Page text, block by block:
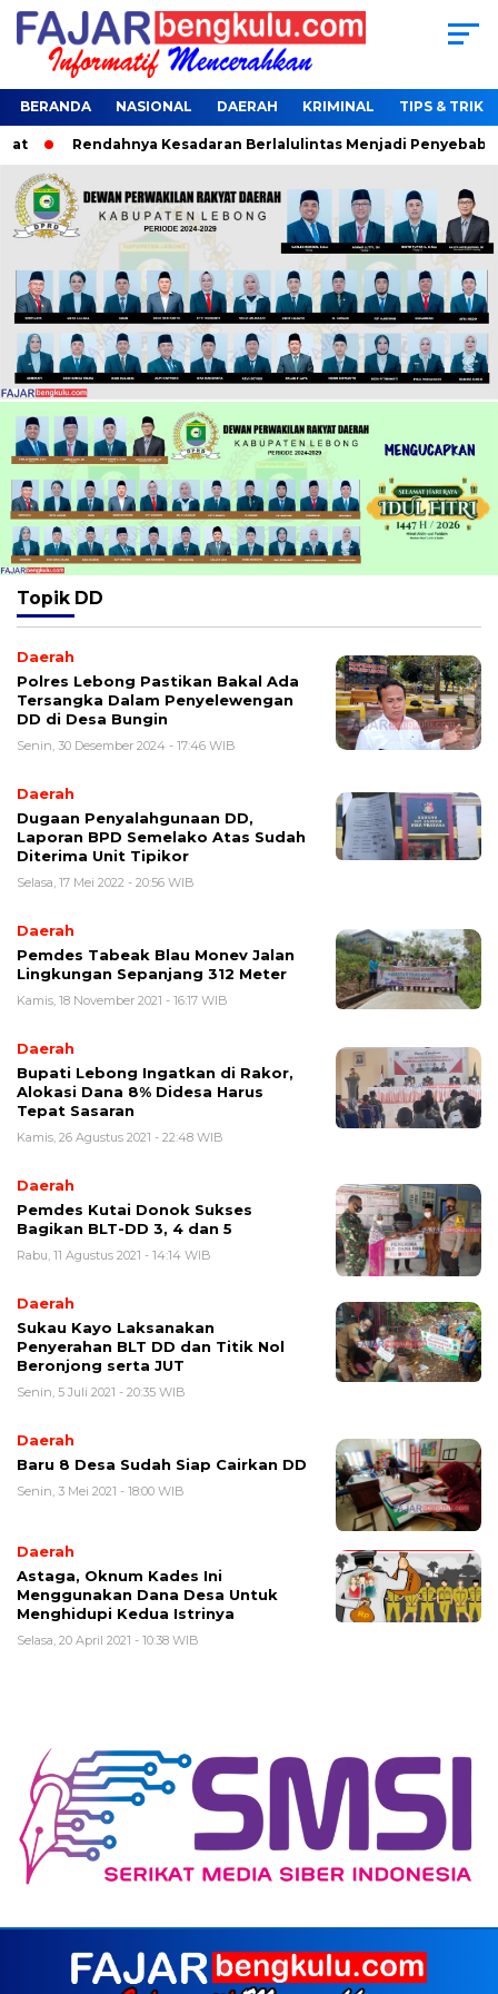
BERANDA NASIONAL DAERAH KRIMINAL TIPS & TRIK
Rendahnya Kesadaran Berlalulintas Menjadi Penyebab
Topik DD
Daerah
Polres Lebong Pastikan Bakal Ada
Tersangka Dalam Penyelewengan
DD di Desa Bungin
Senin, 30 Desember 2024 - 17:46 WIB
Daerah
Dugaan Penyalahgunaan DD,
Laporan BPD Semelako Atas Sudah
Diterima Unit Tipikor
Selasa, 17 Mei 2022 - 20:56 WIB
Daerah
Pemdes Tabeak Blau Monev Jalan
Lingkungan Sepanjang 312 Meter
Kamis, 18 November 2021 - 16:17 WIB
Daerah
Bupati Lebong Ingatkan di Rakor,
Alokasi Dana 8% Didesa Harus
Tepat Sasaran
Kamis, 26 Agustus 2021 - 22:48 WIB
Daerah
Pemdes Kutai Donok Sukses
Bagikan BLT-DD 3, 4 dan 5
Rabu, 11 Agustus 2021 - 14:14 WIB
Daerah
Sukau Kayo Laksanakan
Penyerahan BLT DD dan Titik Nol
Beronjong serta JUT
Senin, 5 Juli 2021 - 20:35 WIB
Daerah
Baru 8 Desa Sudah Siap Cairkan DD
Senin, 3 Mei 2021 - 18:00 WIB
Daerah
Astaga, Oknum Kades Ini
Menggunakan Dana Desa Untuk
Menghidupi Kedua Istrinya
Selasa, 20 April 2021 - 10:38 WIB